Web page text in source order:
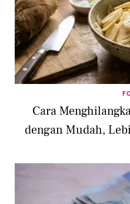
Cara
dengan Mudah,